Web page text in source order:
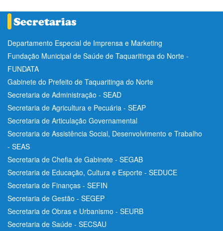
Departamento Especial de Imprensa e Marketing
Fundação Municipal de Saúde de Taquaritinga do Norte -
FUNDATA
Gabinete do Prefeito de Taquaritinga do Norte
Secretaria de Administração - SEAD
Secretaria de Agricultura e Pecuária - SEAP
Secretaria de Articulação Governamental
Secretaria de Assistência Social, Desenvolvimento e Trabalho
- SEAS
Secretaria de Chefia de Gabinete - SEGAB
Secretaria de Educação, Cultura e Esporte - SEDUCE
Secretaria de Finanças - SEFIN
Secretaria de Gestão - SEGEP
Secretaria de Obras e Urbanismo - SEURB
Secretaria de Saúde - SECSAU